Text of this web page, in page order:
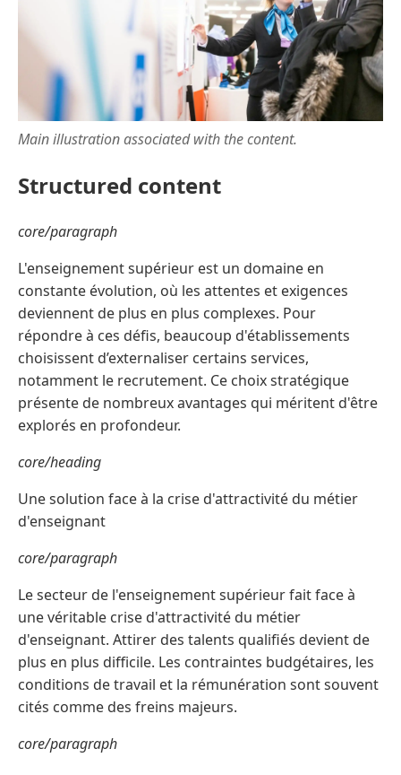
Main illustration associated with the content.
Structured content
core/paragraph
L'enseignement supérieur est un domaine en
constante évolution, où les attentes et exigences
deviennent de plus en plus complexes. Pour
répondre à ces défis, beaucoup d'établissements
choisissent d’externaliser certains services,
notamment le recrutement. Ce choix stratégique
présente de nombreux avantages qui méritent d'être
explorés en profondeur.
core/heading
Une solution face à la crise d'attractivité du métier
d'enseignant
core/paragraph
Le secteur de l'enseignement supérieur fait face à
une véritable crise d'attractivité du métier
d'enseignant. Attirer des talents qualifiés devient de
plus en plus difficile. Les contraintes budgétaires, les
conditions de travail et la rémunération sont souvent
cités comme des freins majeurs.
core/paragraph